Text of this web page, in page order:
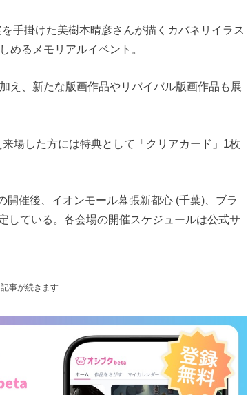
手掛けた美樹本晴彦さんが描くカバネリイラス
めるメモリアルイベント。
え、新たな版画作品やリバイバル版画作品も展
場した方には特典として「クリアカード」1枚
催後、イオンモール幕張新都心 (千葉)、ブラ
している。各会場の開催スケジュールは公式サ
事が続きます